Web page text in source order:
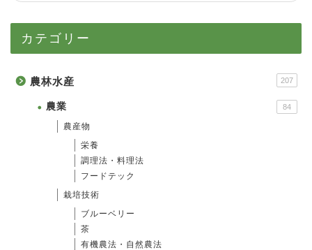
カテゴリー
農林水産 207
農業 84
農産物
栄養
調理法・料理法
フードテック
栽培技術
ブルーベリー
茶
有機農法・自然農法